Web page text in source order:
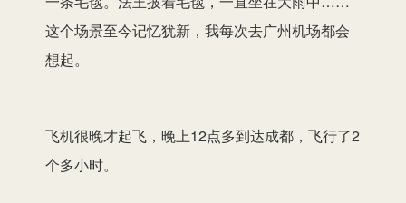
这个场景至今记忆犹新，我每次去广州机场都会
想起。
飞机很晚才起飞，晚上12点多到达成都，飞行了2
个多小时。